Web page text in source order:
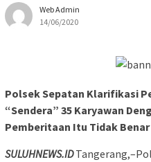
Web Admin
14/06/2020
Polsek Sepatan Klarifikasi
“Sendera” 35 Karyawan
Pemberitaan Itu Tidak Benar
SULUHNEWS.ID